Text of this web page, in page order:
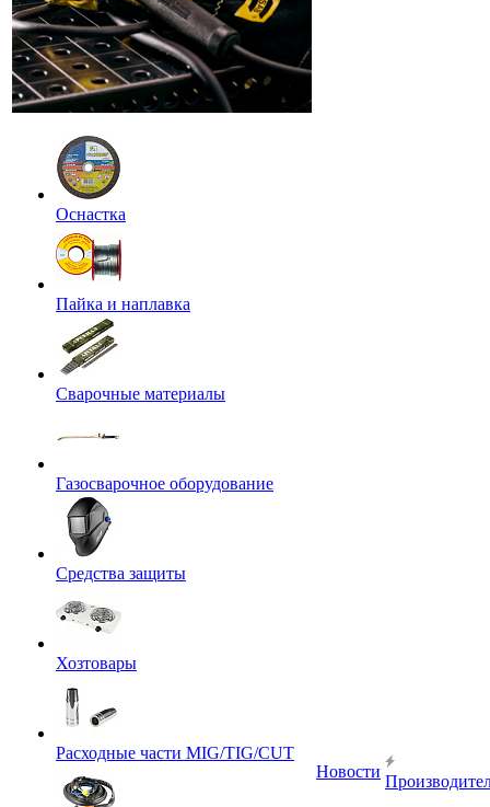
Оснастка
Пайка и наплавка
Сварочные материалы
Газосварочное оборудование
Средства защиты
Хозтовары
Расходные части MIG/TIG/CUT
Новости